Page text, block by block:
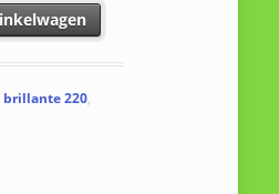
brillante 220,